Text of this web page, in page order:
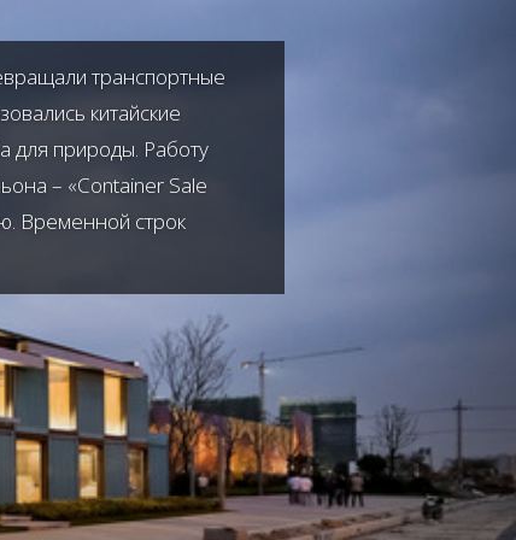
транспортные
китайские
для природы. Работу
– «Container Sale
Временной строк